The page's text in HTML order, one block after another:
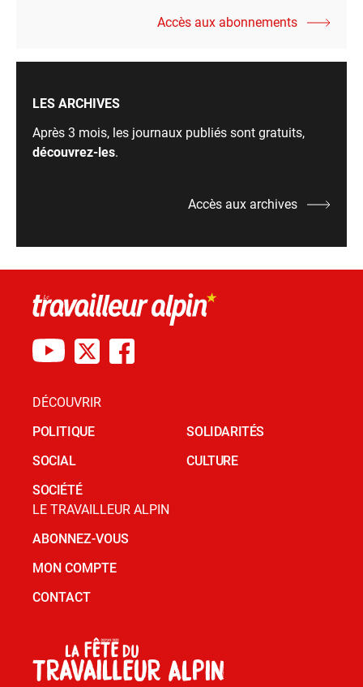
Accès aux abonnements
LES ARCHIVES
Après 3 mois, les journaux publiés sont gratuits,
découvrez-les.
Accès aux archives
DÉCOUVRIR
POLITIQUE
SOCIAL
SOCIÉTÉ
SOLIDARITÉS
CULTURE
LE TRAVAILLEUR ALPIN
ABONNEZ-VOUS
MON COMPTE
CONTACT